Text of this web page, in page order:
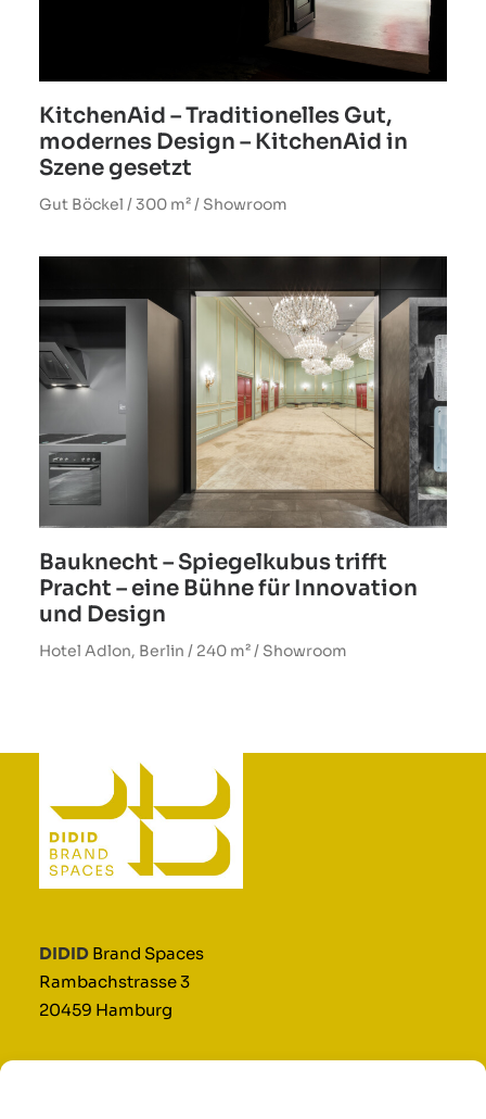
KitchenAid – Traditionelles Gut,
modernes Design – KitchenAid in
Szene gesetzt
Gut Böckel / 300 m² / Showroom
Bauknecht – Spiegelkubus trifft
Pracht – eine Bühne für Innovation
und Design
Hotel Adlon, Berlin / 240 m² / Showroom
DIDID Brand Spaces
Rambachstrasse 3
20459 Hamburg